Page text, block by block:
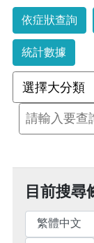
依症狀查詢
統計數據
目前搜尋